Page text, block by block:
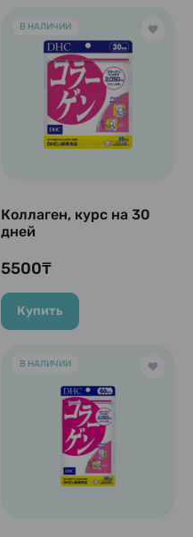
В НАЛИЧИИ
Коллаген, курс на 30
дней
5500₸
Купить
В НАЛИЧИИ